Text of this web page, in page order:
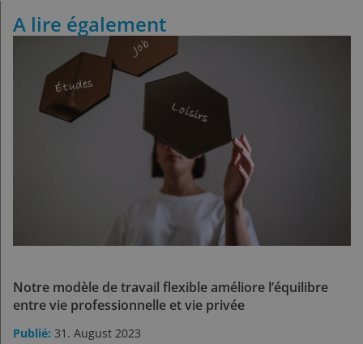
A lire également
Notre modèle de travail flexible améliore l’équilibre
entre vie professionnelle et vie privée
31. August 2023